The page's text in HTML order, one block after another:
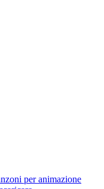
per animazione